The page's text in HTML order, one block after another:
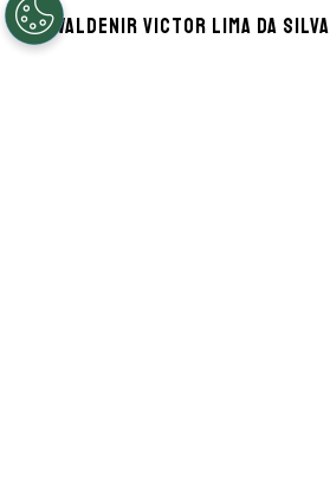
PorWaldenir Victor Lima Da Silva